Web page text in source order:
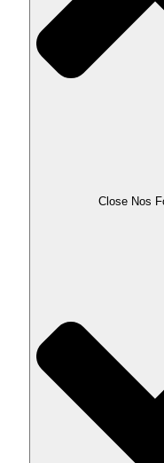
Close Nos